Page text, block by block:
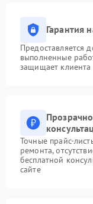
Гарантия
Предоставляется
выполненные
защищает клиента
Точные прайс-
ремонта,
бесплатной
сайте